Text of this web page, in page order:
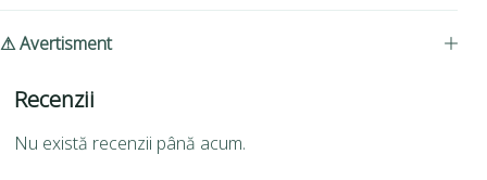
⚠ Avertisment
Recenzii
Nu există recenzii până acum.